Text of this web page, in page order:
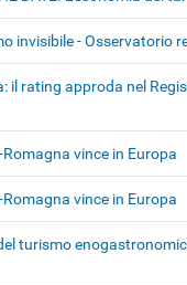
invisibile - Osservatorio
il rating approda nel
Romagna vince in Europa
Romagna vince in Europa
turismo